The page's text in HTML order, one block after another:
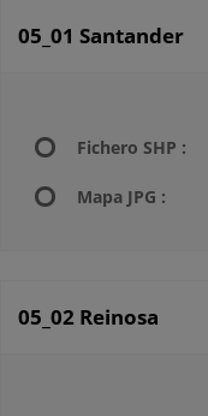
05_01 Santander
Fichero SHP :
Mapa JPG :
05_02 Reinosa